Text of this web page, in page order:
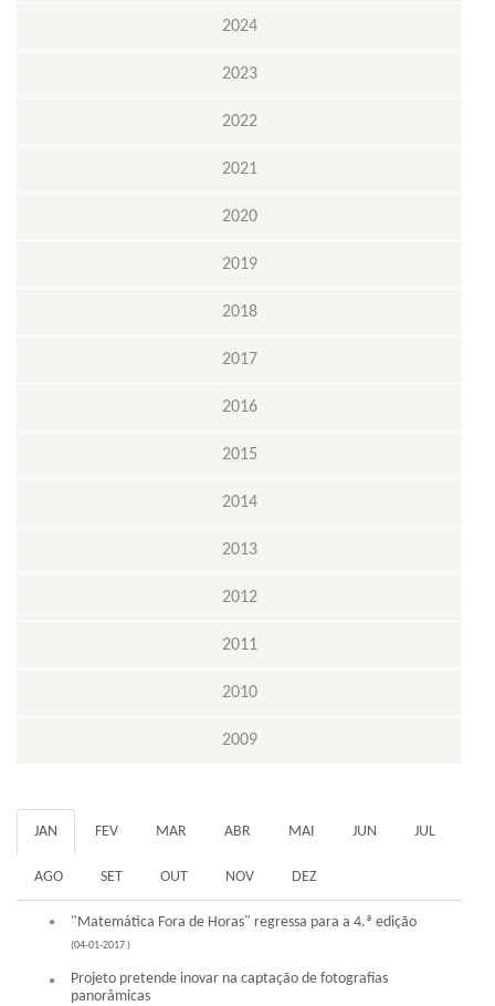
2024
2023
2022
2021
2020
2019
2018
2017
2016
2015
2014
2013
2012
2011
2010
2009
JAN FEV MAR ABR MAI JUN JUL
AGO SET OUT NOV DEZ
"Matemática Fora de Horas" regressa para a 4.ª edição
(04-01-2017 )
Projeto pretende inovar na captação de fotografias
panorâmicas